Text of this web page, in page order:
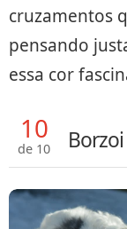
cruzamentos
pensando
essa cor
10
de 10 Borzoi